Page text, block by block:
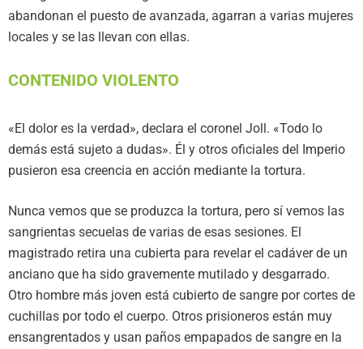
abandonan el puesto de avanzada, agarran a varias mujeres
locales y se las llevan con ellas.
CONTENIDO VIOLENTO
«El dolor es la verdad», declara el coronel Joll. «Todo lo
demás está sujeto a dudas». Él y otros oficiales del Imperio
pusieron esa creencia en acción mediante la tortura.
Nunca vemos que se produzca la tortura, pero sí vemos las
sangrientas secuelas de varias de esas sesiones. El
magistrado retira una cubierta para revelar el cadáver de un
anciano que ha sido gravemente mutilado y desgarrado.
Otro hombre más joven está cubierto de sangre por cortes de
cuchillas por todo el cuerpo. Otros prisioneros están muy
ensangrentados y usan paños empapados de sangre en la